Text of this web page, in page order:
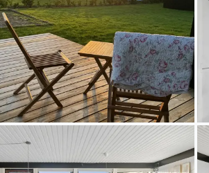
und eine charmante
Stadtnähe ist dieses